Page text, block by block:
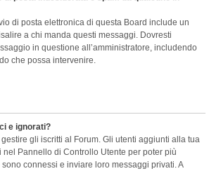
di posta elettronica di questa Board include un
a chi manda questi messaggi. Dovresti
in questione all’amministratore, includendo
che possa intervenire.
e ignorati?
gli iscritti al Forum. Gli utenti aggiunti alla tua
nel Pannello di Controllo Utente per poter più
connessi e inviare loro messaggi privati. A